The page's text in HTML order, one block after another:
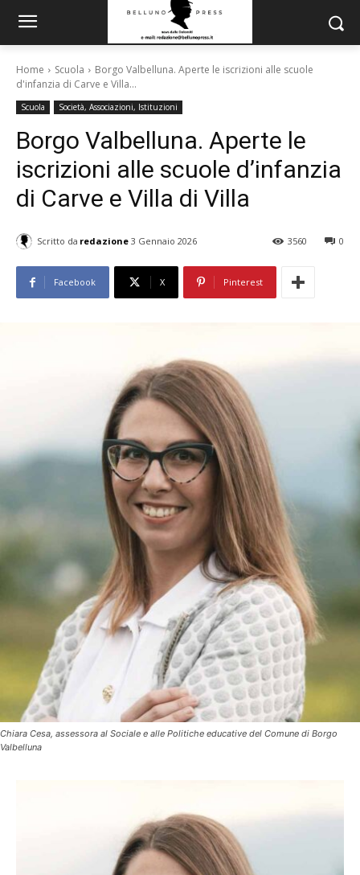
Home Scuola
Borgo Valbelluna. Aperte le iscrizioni alle scuole
d'infanzia di Carve e Villa...
Scuola Società, Associazioni, Istituzioni
Borgo Valbelluna. Aperte le
iscrizioni alle scuole d’infanzia
di Carve e Villa di Villa
Scritto da redazione 3 Gennaio 2026 0
3560
Facebook X Pinterest
Chiara Cesa, assessora al Sociale e alle Politiche educative del Comune di Borgo
Valbelluna